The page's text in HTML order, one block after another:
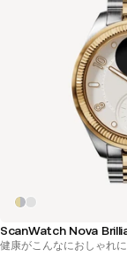
ScanWatch Nova
健康がこんなにおしゃれに